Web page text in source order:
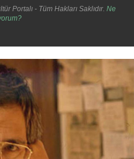
Portalı - Tüm Hakları Saklıdır. Ne